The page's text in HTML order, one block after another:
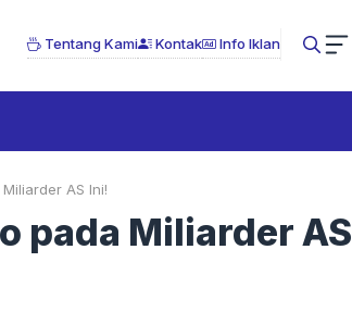
Tentang Kami Kontak Info Iklan
AS Ini!
pada Miliarder AS